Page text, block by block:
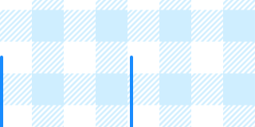
立體機關
Pop-
ups
貼紙及紙藝裝飾
Stickers
and